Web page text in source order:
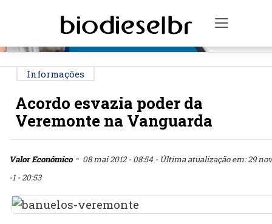
Toggle
Informações
Acordo esvazia poder da
Veremonte na Vanguarda
Valor Econômico- 08 mai 2012 - 08:54 - Última atualização em: 29 nov
-1 - 20:53